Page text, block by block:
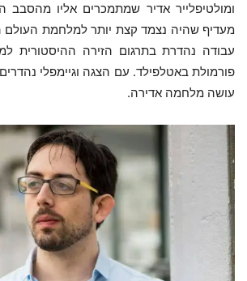
ומולטיפלייר אדיר שמתמכרים אליו מהסבב
עבודה נהדרת בתרגום הזירה ההיסטורית
עושה מלחמה אדירה.